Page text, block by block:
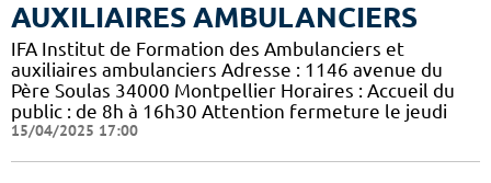
AUXILIAIRES AMBULANCIERS
IFA Institut de Formation des Ambulanciers et
auxiliaires ambulanciers Adresse : 1146 avenue du
Père Soulas 34000 Montpellier Horaires : Accueil du
public : de 8h à 16h30 Attention fermeture le jeudi
15/04/2025 17:00